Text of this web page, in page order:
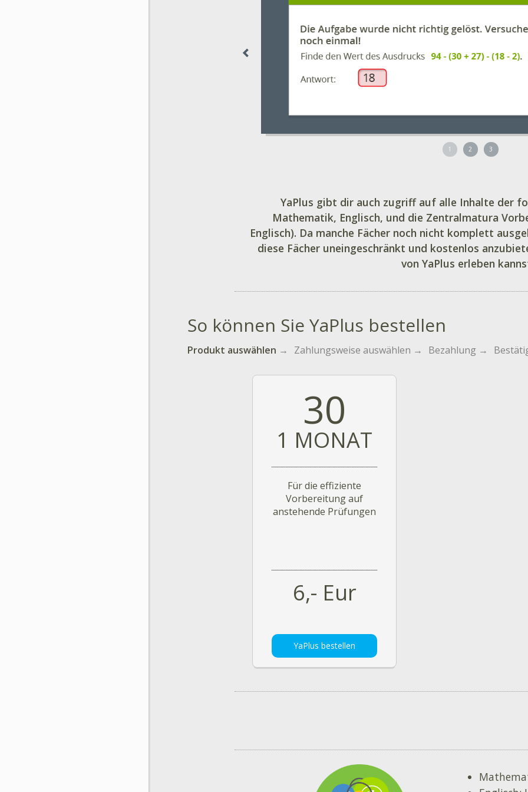
1 2 3
YaPlus gibt dir auch zugriff auf alle Inhalte der
Mathematik, Englisch, und die Zentralmatura
Englisch). Da manche Fächer noch nicht komplett
diese Fächer uneingeschränkt und kostenlos
von YaPlus erleben
So können Sie YaPlus bestellen
Produkt auswählen → Zahlungsweise auswählen → Bezahlung →
30
1 MONAT
Für die effiziente
Vorbereitung auf
anstehende Prüfungen
6,- Eur
YaPlus bestellen